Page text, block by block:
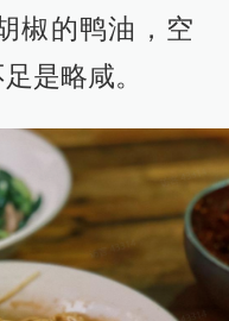
椒的鸭油，空
是略咸。